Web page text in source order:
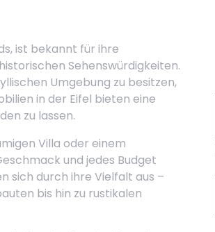
ist bekannt für ihre
Sehenswürdigkeiten.
Umgebung zu besitzen,
in der Eifel bieten eine
zu lassen.
Villa oder einem
und jedes Budget
sich durch ihre Vielfalt aus –
bis hin zu rustikalen